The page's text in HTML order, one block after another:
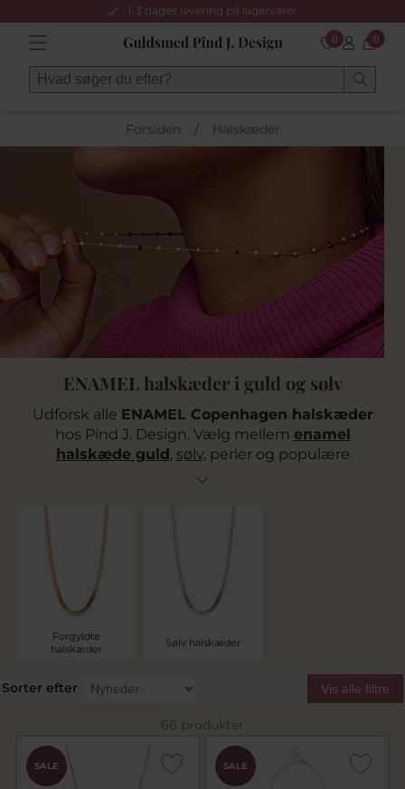
1-3 dages levering på lagervarer
0 0
Forsiden / Halskæder
ENAMEL halskæder i guld og sølv
Udforsk alle ENAMEL Copenhagen halskæder
hos Pind J. Design. Vælg mellem enamel
halskæde guld, sølv, perler og populære
hjertedesigns – alle fremstillet i 925 sterlingsølv.
Forgyldte
halskæder
Sølv halskæder
Sorter efter Vis alle filtre
66 produkter
SALE SALE